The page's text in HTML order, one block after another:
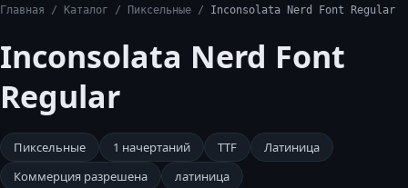
Главная / Каталог / Пиксельные / Inconsolata Nerd Font Regular
Inconsolata Nerd Font
Regular
Пиксельные 1 начертаний TTF
Латиница
Коммерция разрешена
латиница